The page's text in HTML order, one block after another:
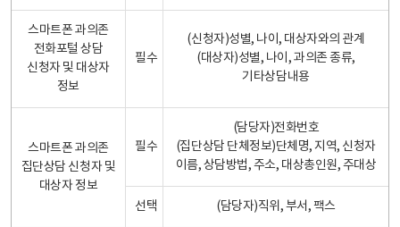
스마트폰 과의존
전화포털 상담
신청자 및 대상자
정보
필수
(신청자)성별, 나이, 대상자와의 관계
(대상자)성별, 나이, 과의존 종류,
기타상담내용
스마트폰 과의존
집단상담 신청자 및
대상자 정보
필수
(담당자)전화번호
(집단상담 단체정보)단체명, 지역, 신청자
이름, 상담방법, 주소, 대상총인원, 주대상
선택 (담당자)직위, 부서, 팩스